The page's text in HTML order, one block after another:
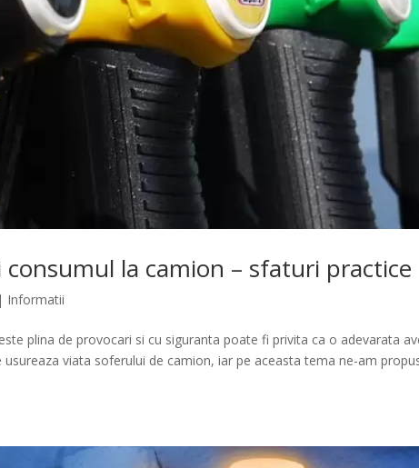
consumul la camion – sfaturi practice
| Informatii
plina de provocari si cu siguranta poate fi privita ca o adevarata
viata soferului de camion, iar pe aceasta tema ne-am